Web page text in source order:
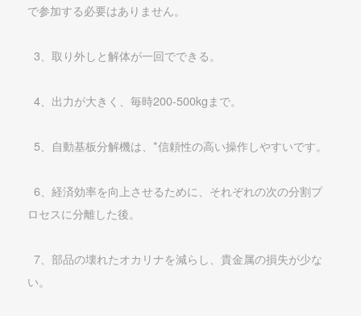
で参加する必要はありません。
3、取り外しと解体が一回でできる。
4、出力が大きく、毎時200-500kgまで。
5、自動基板分解機は、*信頼性の高い操作しやすいです。
6、経済効率を向上させるために、それぞれの次の分割プ
ロセスに分離した後。
7、部品の壊れたオカリナを減らし、貴金属の損失が少な
い。